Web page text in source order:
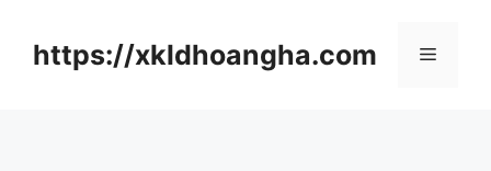
https://xkldhoangha.com 메